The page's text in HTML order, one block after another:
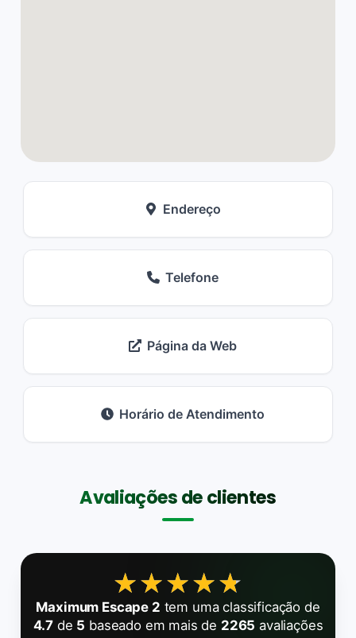
Endereço
Telefone
Página da Web
Horário de Atendimento
Avaliações de clientes
★★★★★
★★★★★
Maximum Escape 2 tem uma classificação de
4.7 de 5 baseado em mais de 2265 avaliações